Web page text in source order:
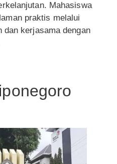
Mahasiswa
praktis melalui
dan kerjasama dengan